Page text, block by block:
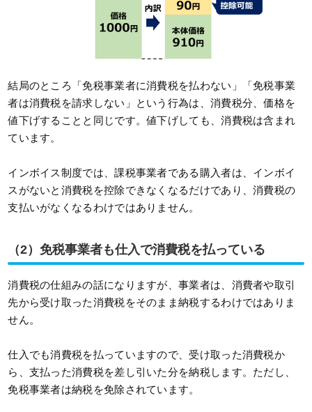
結局のところ「免税事業者に消費税を払わない」「免税事業
者は消費税を請求しない」という行為は、消費税分、価格を
値下げすることと同じです。値下げしても、消費税は含まれ
ています。
インボイス制度では、課税事業者である購入者は、インボイ
スがないと消費税を控除できなくなるだけであり、消費税の
支払いがなくなるわけではありません。
（2）免税事業者も仕入で消費税を払っている
消費税の仕組みの話になりますが、事業者は、消費者や取引
先から受け取った消費税をそのまま納税するわけではありま
せん。
仕入でも消費税を払っていますので、受け取った消費税か
ら、支払った消費税を差し引いた分を納税します。ただし、
免税事業者は納税を免除されています。